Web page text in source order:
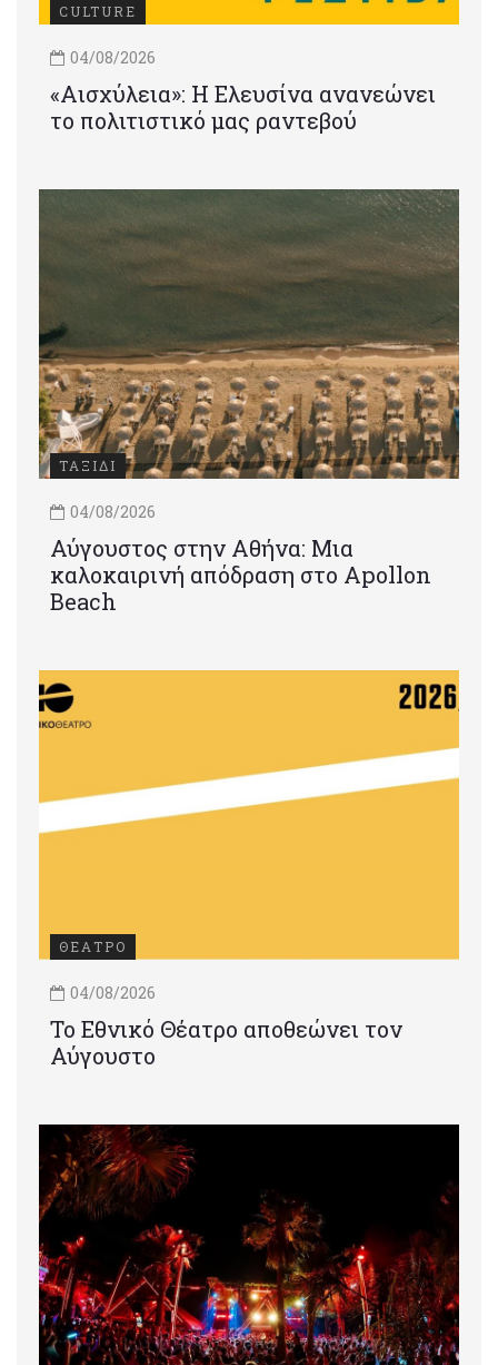
CULTURE
04/08/2026
«Αισχύλεια»: Η Ελευσίνα ανανεώνει
το πολιτιστικό μας ραντεβού
ΤΑΞΙΔΙ
04/08/2026
Αύγουστος στην Αθήνα: Μια
καλοκαιρινή απόδραση στο Apollon
Beach
ΘΕΑΤΡΟ
04/08/2026
Το Εθνικό Θέατρο αποθεώνει τον
Αύγουστο